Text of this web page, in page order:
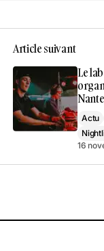
Article suivant
Le
Actu
16